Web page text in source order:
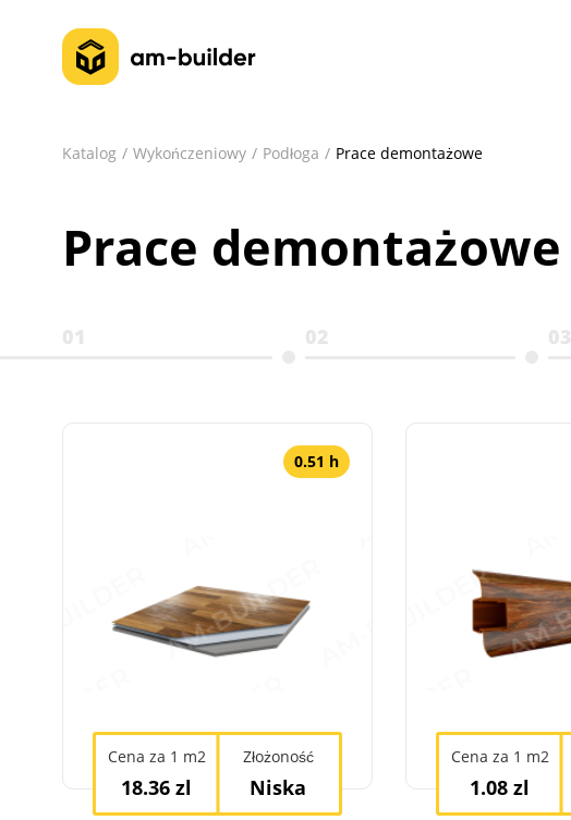
Katalog Wykończeniowy Podłoga Prace demontażowe
Prace demontażowe
01 02 03
0.51 h
Cena za 1 m2
18.36 zl
Złożoność
Niska
Cena za 1 m2
1.08 zl